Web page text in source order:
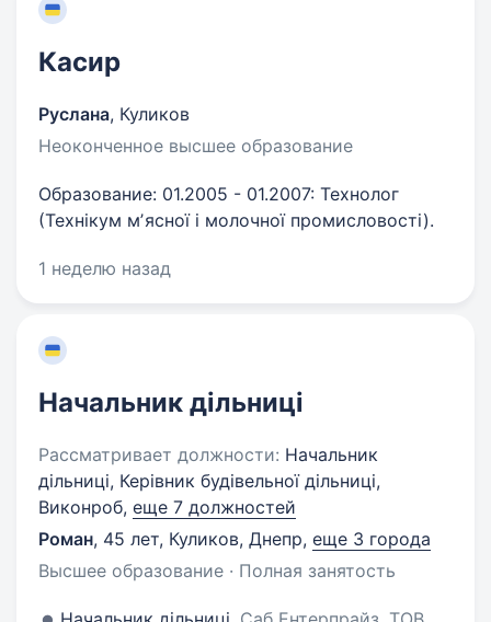
Касир
Руслана, Куликов
Неоконченное высшее образование
Образование: 01.2005 - 01.2007: Технолог
(Технікум мʼясної і молочної промисловості).
1 неделю назад
Начальник дільниці
Рассматривает должности: Начальник
дільниці, Керівник будівельної дільниці,
Виконроб, еще 7 должностей
Роман, 45 лет, Куликов, Днепр, еще 3 города
Высшее образование · Полная занятость